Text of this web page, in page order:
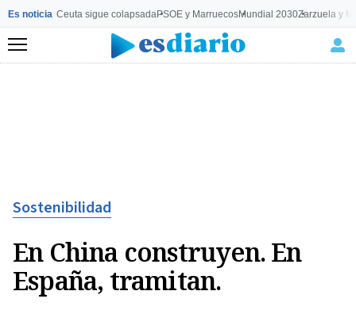
Es noticia Ceuta sigue colapsadaPSOE y MarruecosMundial 2030Zarzuela y
Menú
Sostenibilidad
En China construyen. En
España, tramitan.